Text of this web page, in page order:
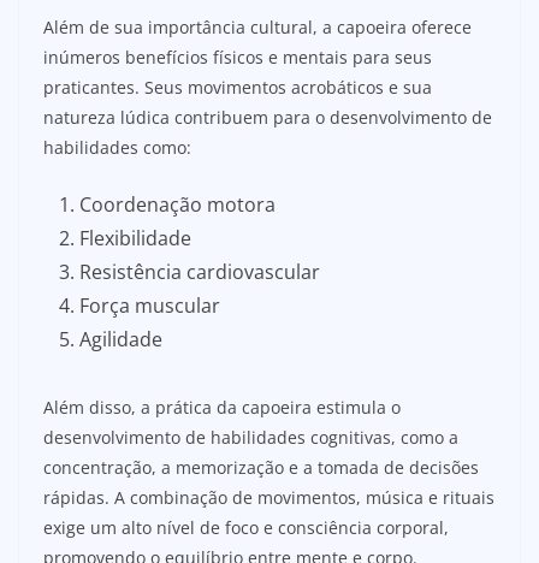
Além de sua importância cultural, a capoeira oferece
inúmeros benefícios físicos e mentais para seus
praticantes. Seus movimentos acrobáticos e sua
natureza lúdica contribuem para o desenvolvimento de
habilidades como:
Coordenação motora
Flexibilidade
Resistência cardiovascular
Força muscular
Agilidade
Além disso, a prática da capoeira estimula o
desenvolvimento de habilidades cognitivas, como a
concentração, a memorização e a tomada de decisões
rápidas. A combinação de movimentos, música e rituais
exige um alto nível de foco e consciência corporal,
promovendo o equilíbrio entre mente e corpo.